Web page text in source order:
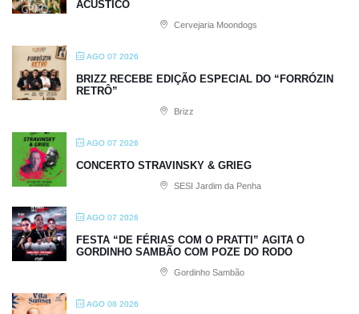
ACÚSTICO
Cervejaria Moondogs
AGO 07 2026
BRIZZ RECEBE EDIÇÃO ESPECIAL DO “FORRÓZIN
RETRÔ”
Brizz
AGO 07 2026
CONCERTO STRAVINSKY & GRIEG
SESI Jardim da Penha
AGO 07 2026
FESTA “DE FÉRIAS COM O PRATTI” AGITA O
GORDINHO SAMBÃO COM POZE DO RODO
Gordinho Sambão
AGO 08 2026